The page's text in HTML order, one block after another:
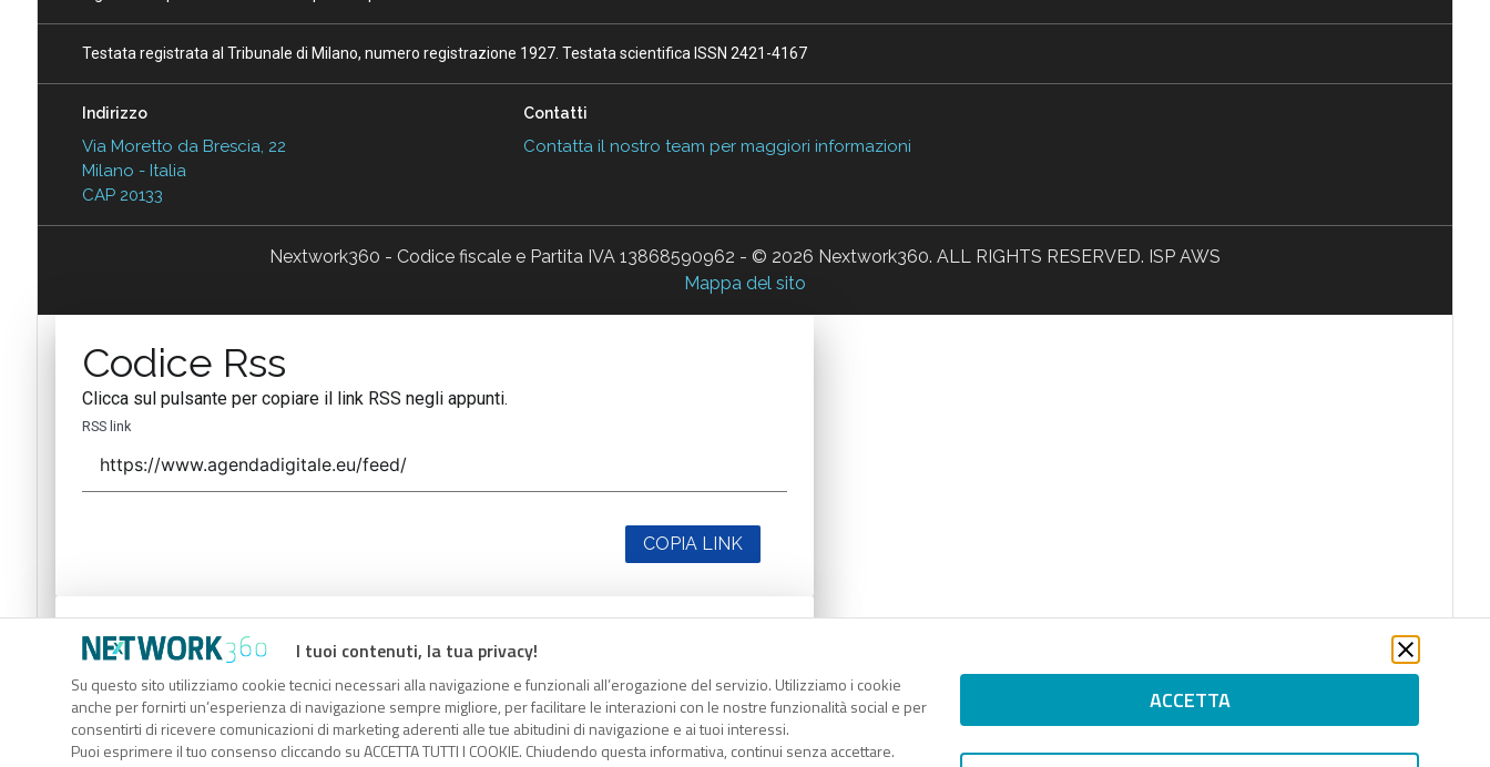
I tuoi contenuti, la tua privacy!
Su questo sito utilizziamo cookie tecnici necessari alla navigazione e funzionali all’erogazione del servizio. Utilizziamo i cookie
anche per fornirti un’esperienza di navigazione sempre migliore, per facilitare le interazioni con le nostre funzionalità social e per
consentirti di ricevere comunicazioni di marketing aderenti alle tue abitudini di navigazione e ai tuoi interessi.
Puoi esprimere il tuo consenso cliccando su ACCETTA TUTTI I COOKIE. Chiudendo questa informativa, continui senza accettare.
ACCETTA
Testata registrata al Tribunale di Milano, numero registrazione 1927. Testata scientifica ISSN 2421-4167
Indirizzo
Via Moretto da Brescia, 22
Milano - Italia
CAP 20133
Contatti
Contatta il nostro team per maggiori informazioni
Nextwork360 - Codice fiscale e Partita IVA 13868590962 - © 2026 Nextwork360. ALL RIGHTS RESERVED. ISP AWS
Mappa del sito
Codice Rss
Clicca sul pulsante per copiare il link RSS negli appunti.
RSS link
COPIA LINK
Codice Rss
Clicca sul pulsante per copiare il link RSS negli appunti.
RSS link